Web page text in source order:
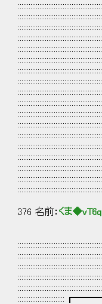
376 名前： くま
::::::::::::::::::::::::::